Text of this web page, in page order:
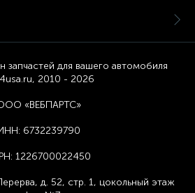
запчастей для вашего автомобиля
2010 - 2026
«ВЕБПАРТС»
6732239790
1226700022450
д. 52, стр. 1, цокольный этаж